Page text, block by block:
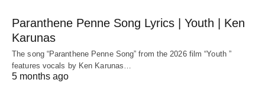
Paranthene Penne Song Lyrics | Youth | Ken
Karunas
The song “Paranthene Penne Song” from the 2026 film “Youth ”
features vocals by Ken Karunas…
5 months ago